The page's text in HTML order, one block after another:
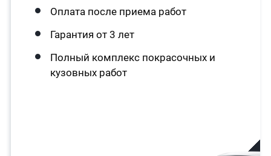
Оплата после приема работ
Гарантия от 3 лет
Полный комплекс покрасочных и
кузовных работ